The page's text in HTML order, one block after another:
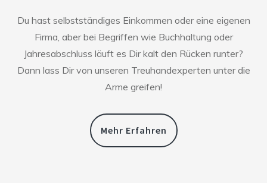
Du hast selbstständiges Einkommen oder eine eigenen
Firma, aber bei Begriffen wie Buchhaltung oder
Jahresabschluss läuft es Dir kalt den Rücken runter?
Dann lass Dir von unseren Treuhandexperten unter die
Arme greifen!
Mehr Erfahren